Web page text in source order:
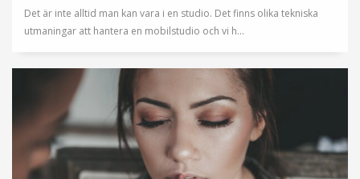
Det är inte alltid man kan vara i en studio. Det finns olika tekniska
utmaningar att hantera en mobilstudio och vi h...